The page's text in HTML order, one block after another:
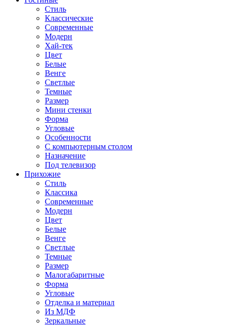
Стиль
Классические
Современные
Модерн
Хай-тек
Цвет
Белые
Венге
Светлые
Темные
Размер
Мини стенки
Форма
Угловые
Особенности
С компьютерным столом
Назначение
Под телевизор
Прихожие
Стиль
Классика
Современные
Модерн
Цвет
Белые
Венге
Светлые
Темные
Размер
Малогабаритные
Форма
Угловые
Отделка и материал
Из МДФ
Зеркальные